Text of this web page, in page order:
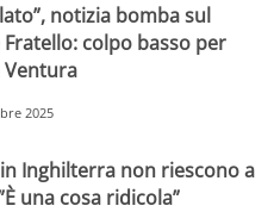
notizia bomba sul
Fratello: colpo basso per
Ventura
2025
Inghilterra non riescono a
una cosa ridicola”